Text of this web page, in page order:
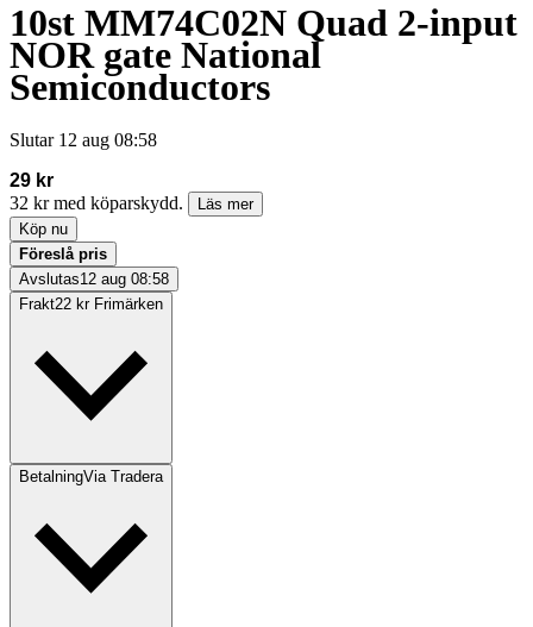
10st MM74C02N Quad 2-input
NOR gate National
Semiconductors
Slutar 12 aug 08:58
29 kr
32 kr med köparskydd.
Läs mer
Köp nu
Föreslå pris
Avslutas12 aug 08:58
Frakt22 kr Frimärken
BetalningVia Tradera